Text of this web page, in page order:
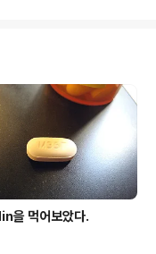
냐
스
여
을 먹어보았다.